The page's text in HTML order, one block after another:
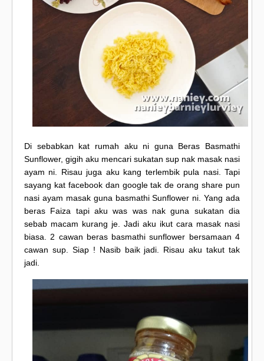
Di sebabkan kat rumah aku ni guna Beras Basmathi
Sunflower, gigih aku mencari sukatan sup nak masak nasi
ayam ni. Risau juga aku kang terlembik pula nasi. Tapi
sayang kat facebook dan google tak de orang share pun
nasi ayam masak guna basmathi Sunflower ni. Yang ada
beras Faiza tapi aku was was nak guna sukatan dia
sebab macam kurang je. Jadi aku ikut cara masak nasi
biasa. 2 cawan beras basmathi sunflower bersamaan 4
cawan sup. Siap ! Nasib baik jadi. Risau aku takut tak
jadi.